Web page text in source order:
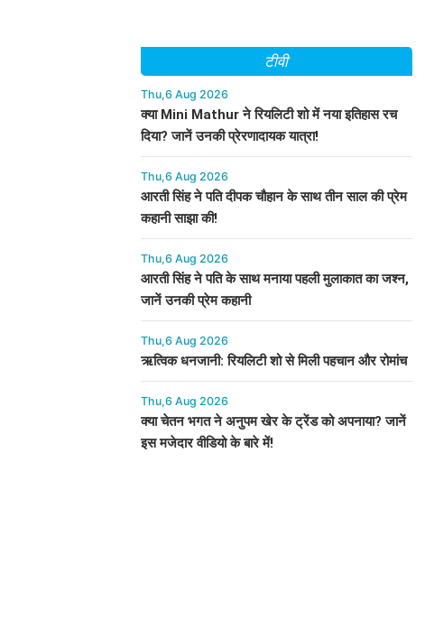
टीवी
Thu,6 Aug 2026
क्या Mini Mathur ने रियलिटी शो में नया इतिहास रच
दिया? जानें उनकी प्रेरणादायक यात्रा!
Thu,6 Aug 2026
आरती सिंह ने पति दीपक चौहान के साथ तीन साल की प्रेम
कहानी साझा की!
Thu,6 Aug 2026
आरती सिंह ने पति के साथ मनाया पहली मुलाकात का जश्न,
जानें उनकी प्रेम कहानी
Thu,6 Aug 2026
ऋत्विक धनजानी: रियलिटी शो से मिली पहचान और रोमांच
Thu,6 Aug 2026
क्या चेतन भगत ने अनुपम खेर के ट्रेंड को अपनाया? जानें
इस मजेदार वीडियो के बारे में!